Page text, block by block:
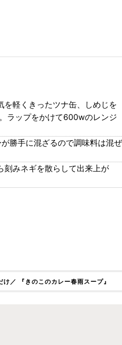
軽くきったツナ缶、しめじを
ラップをかけて600wのレンジ
が勝手に混ざるので調味料は混ぜ
みネギを散らして出来上が
け／ 『きのこのカレー春雨スープ』